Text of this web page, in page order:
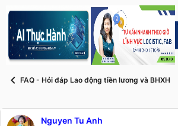
e
a
d
s
a
r
y
g
ử
i
FAQ - Hỏi đáp Lao động tiền lương và BHXH
Nguyen Tu Anh